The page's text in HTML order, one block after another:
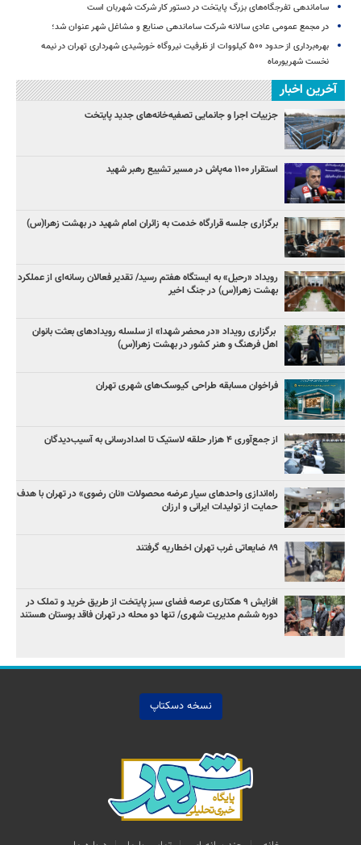
ساماندهی تفرجگاه‌های بزرگ پایتخت در دستور کار شرکت شهربان است
در مجمع عمومی عادی سالانه شرکت ساماندهی صنایع و مشاغل شهر عنوان شد؛
بهره‌برداری از حدود ۵۰۰ کیلووات از ظرفیت نیروگاه خورشیدی شهرداری تهران در نیمه
نخست شهریورماه
آخرین اخبار
جزییات اجرا و جانمایی تصفیه‌خانه‌های جدید پایتخت
استقرار ۱۱۰۰ مه‌پاش در مسیر تشییع رهبر شهید
برگزاری جلسه قرارگاه خدمت به زائران امام شهید در بهشت زهرا(س)
رویداد «رحیل» به ایستگاه هفتم رسید/ تقدیر فعالان رسانه‌ای از عملکرد
بهشت زهرا(س) در جنگ اخیر
برگزاری رویداد «در محضر شهدا» از سلسله رویدادهای بعثت بانوان
اهل فرهنگ و هنر کشور در بهشت زهرا(س)
فراخوان مسابقه طراحی کیوسک‌های شهری تهران
از جمع‌آوری ۴ هزار حلقه لاستیک تا امدادرسانی به آسیب‌دیدگان
راه‌اندازی واحدهای سیار عرضه محصولات «نان رضوی» در تهران با هدف
حمایت از تولیدات ایرانی و ارزان
۸۹ ضایعاتی غرب تهران اخطاریه گرفتند
افزایش ۹ هکتاری عرصه فضای سبز پایتخت از طریق خرید و تملک در
دوره ششم مدیریت شهری/ تنها دو محله در تهران فاقد بوستان هستند
نسخه دسکتاپ